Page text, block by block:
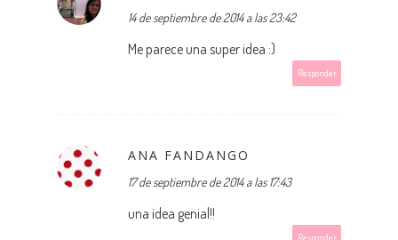
14 de septiembre de 2014 a las 23:42
Me parece una super idea :)
Responder
ANA FANDANGO
17 de septiembre de 2014 a las 17:43
una idea genial!!
Responder